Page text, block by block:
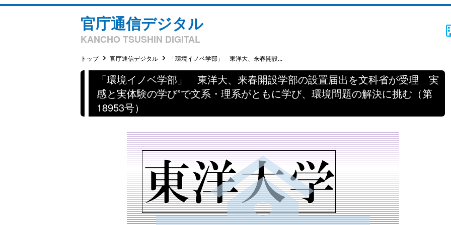
官庁通信デジタル
KANCHO TSUSHIN DIGITAL
トップ 官庁通信デジタル 「環境イノベ学部」 東洋大、来春開設...
「環境イノベ学部」 東洋大、来春開設学部の設置届出を文科省が受理 実
感と実体験の学び”で文系・理系がともに学び、環境問題の解決に挑む（第
18953号）